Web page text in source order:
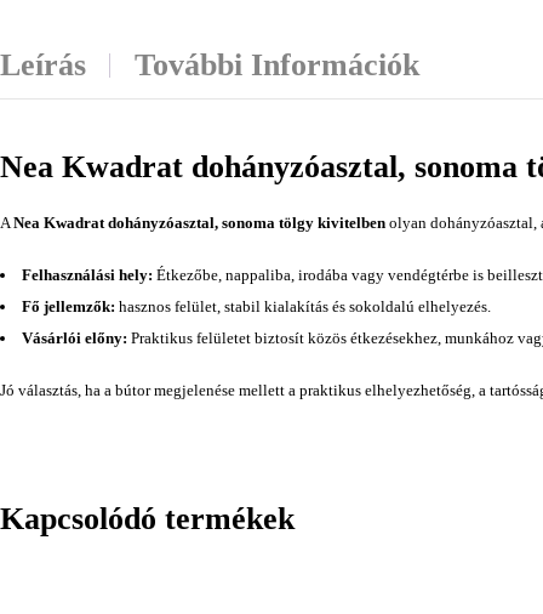
Leírás További Információk
Nea Kwadrat dohányzóasztal, sonoma
A Nea Kwadrat dohányzóasztal, sonoma tölgy kivitelben olyan dohányzóasztal,
Felhasználási hely: Étkezőbe, nappaliba, irodába vagy vendégtérbe is
Fő jellemzők: hasznos felület, stabil kialakítás és sokoldalú elhelyezés.
Vásárlói előny: Praktikus felületet biztosít közös étkezésekhez, munkához
Jó választás, ha a bútor megjelenése mellett a praktikus elhelyezhetőség, a
Kapcsolódó termékek